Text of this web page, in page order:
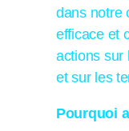
dans notre
efficace et
actions sur
et sur les
Pourquoi